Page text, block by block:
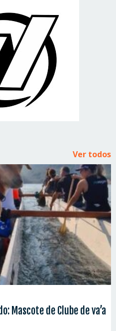
Ver todos
Mascote de Clube de va’a